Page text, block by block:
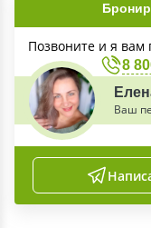
Позвоните и я вам
8
Ваш